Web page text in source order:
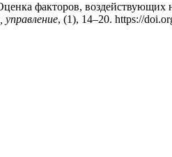
факторов, воздействующих
, (1), 14–20. https://